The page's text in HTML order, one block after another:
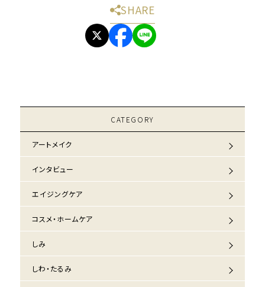
SHARE
CATEGORY
アートメイク
インタビュー
エイジングケア
コスメ・ホームケア
しみ
しわ・たるみ